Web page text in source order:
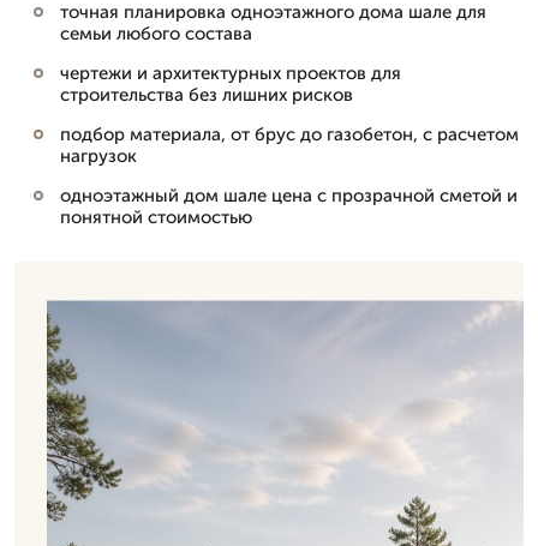
точная планировка одноэтажного дома шале для
семьи любого состава
чертежи и архитектурных проектов для
строительства без лишних рисков
подбор материала, от брус до газобетон, с расчетом
нагрузок
одноэтажный дом шале цена с прозрачной сметой и
понятной стоимостью